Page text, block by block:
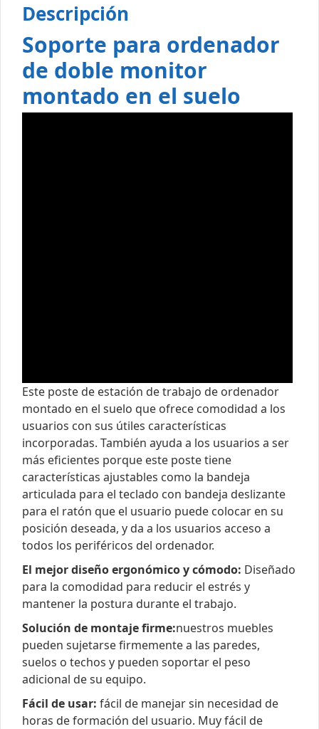
Descripción
Soporte para ordenador
de doble monitor
montado en el suelo
Este poste de estación de trabajo de ordenador
montado en el suelo que ofrece comodidad a los
usuarios con sus útiles características
incorporadas. También ayuda a los usuarios a ser
más eficientes porque este poste tiene
características ajustables como la bandeja
articulada para el teclado con bandeja deslizante
para el ratón que el usuario puede colocar en su
posición deseada, y da a los usuarios acceso a
todos los periféricos del ordenador.
El mejor diseño ergonómico y cómodo: Diseñado
para la comodidad para reducir el estrés y
mantener la postura durante el trabajo.
Solución de montaje firme:nuestros muebles
pueden sujetarse firmemente a las paredes,
suelos o techos y pueden soportar el peso
adicional de su equipo.
Fácil de usar: fácil de manejar sin necesidad de
horas de formación del usuario. Muy fácil de